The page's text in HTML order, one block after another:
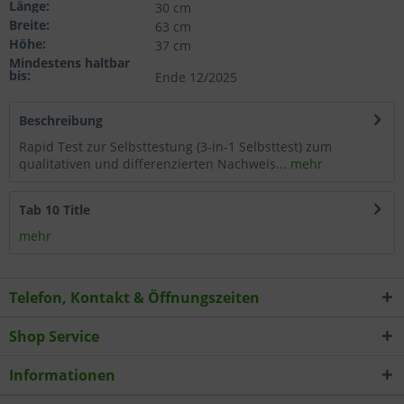
Wählen Sie nach Ihren individuellen Bedürfnissen
Cookies & Services aus:
Komfortfunktionen
Länge:
30 cm
Breite:
63 cm
Höhe:
37 cm
Mindestens haltbar
bis: Ende 12/2025
Beschreibung
Rapid Test zur Selbsttestung (3-in-1 Selbsttest) zum
qualitativen und differenzierten Nachweis... mehr
Tab 10 Title
mehr
Telefon, Kontakt & Öffnungszeiten
Shop Service
Informationen